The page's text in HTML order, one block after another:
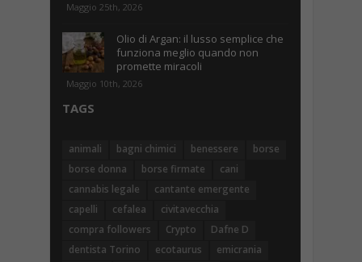
Maggio 25th, 2026
Olio di Argan: il lusso semplice che
funziona meglio quando non
promette miracoli
Maggio 10th, 2026
TAGS
animali bagni chimici benessere
borse
borse donna
borse firmate
cani
cannabis legale
cantante emergente
capelli
cefalea
civitavecchia
compra followers
Crypto
Dafne D
dentista Torino
ecotaurus
emicrania